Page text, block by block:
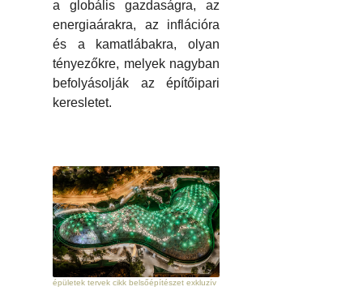
a globális gazdaságra, az
energiaárakra, az inflációra
és a kamatlábakra, olyan
tényezőkre, melyek nagyban
befolyásolják az építőipari
keresletet.
épületek tervek cikk belsőépítészet exkluzív